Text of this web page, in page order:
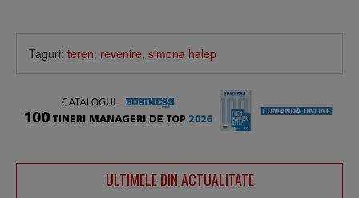
Taguri: teren, revenire, simona halep
ULTIMELE DIN ACTUALITATE